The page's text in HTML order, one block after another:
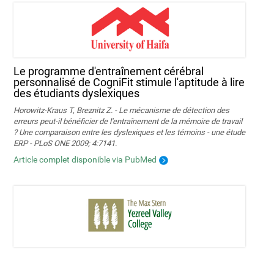
Le programme d'entraînement cérébral
personnalisé de CogniFit stimule l'aptitude à lire
des étudiants dyslexiques
Horowitz-Kraus T, Breznitz Z. - Le mécanisme de détection des
erreurs peut-il bénéficier de l'entraînement de la mémoire de travail
? Une comparaison entre les dyslexiques et les témoins - une étude
ERP - PLoS ONE 2009; 4:7141.
Article complet disponible via PubMed